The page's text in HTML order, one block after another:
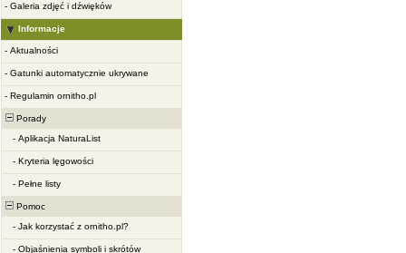
- Galeria zdjęć i dźwięków
Informacje
- Aktualności
- Gatunki automatycznie ukrywane
- Regulamin ornitho.pl
Porady
- Aplikacja NaturaList
- Kryteria lęgowości
- Pełne listy
Pomoc
- Jak korzystać z ornitho.pl?
- Objaśnienia symboli i skrótów